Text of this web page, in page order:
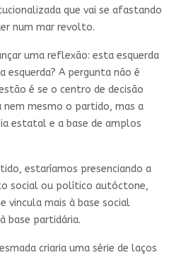
que vai se afastando
num mar revolto.
uma reflexão: esta esquerda
esquerda? A pergunta não é
é se o centro de decisão
nem mesmo o partido, mas a
estatal e a base de amplos
estaríamos presenciando a
social ou político autóctone,
vincula mais à base social
base partidária.
criaria uma série de laços